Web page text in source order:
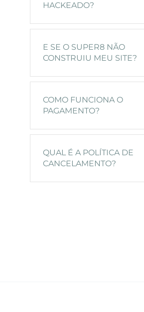
HACKEADO?
E SE O SUPER8 NÃO
CONSTRUIU MEU SITE?
COMO FUNCIONA O
PAGAMENTO?
QUAL É A POLÍTICA DE
CANCELAMENTO?